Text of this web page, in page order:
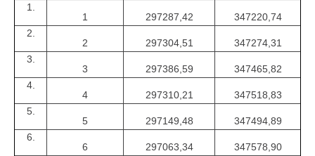
1.
1
297287,42
347220,74
2.
2
297304,51
347274,31
3.
3
297386,59
347465,82
4.
4
297310,21
347518,83
5.
5
297149,48
347494,89
6.
6
297063,34
347578,90